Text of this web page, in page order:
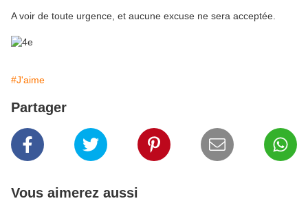
A voir de toute urgence, et aucune excuse ne sera acceptée.
#J'aime
Partager
Vous aimerez aussi